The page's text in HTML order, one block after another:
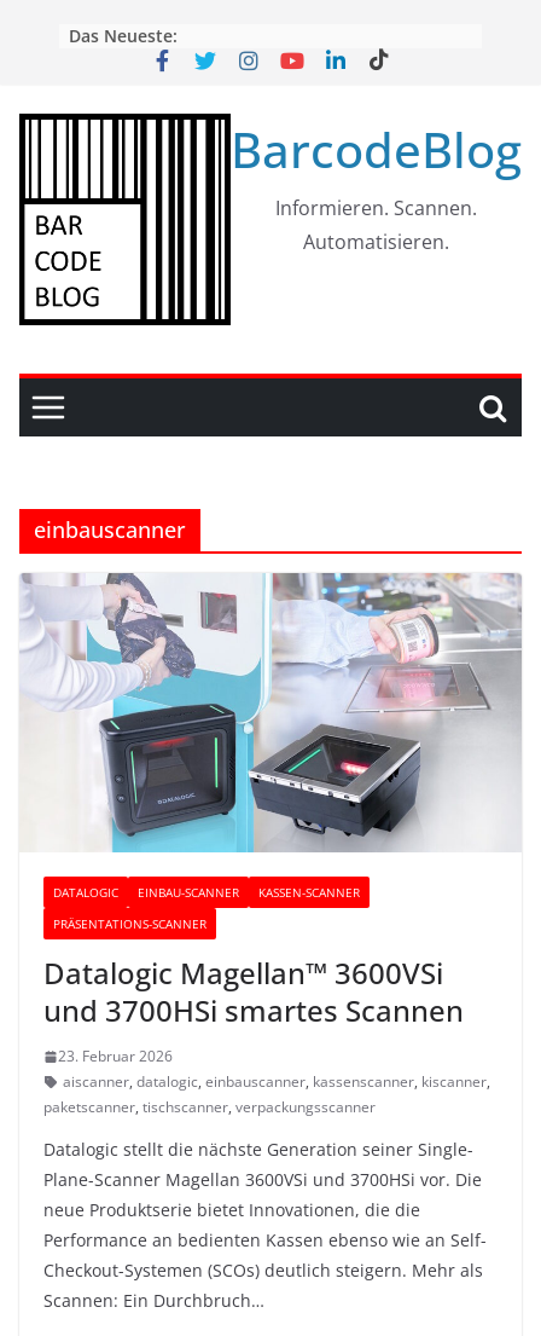
Das Neueste:
BarcodeBlog
Informieren. Scannen.
Automatisieren.
einbauscanner
DATALOGIC EINBAU-SCANNER
KASSEN-SCANNER
PRÄSENTATIONS-SCANNER
Datalogic Magellan™ 3600VSi
und 3700HSi smartes Scannen
23. Februar 2026
aiscanner, datalogic, einbauscanner, kassenscanner, kiscanner,
paketscanner, tischscanner, verpackungsscanner
Datalogic stellt die nächste Generation seiner Single-
Plane-Scanner Magellan 3600VSi und 3700HSi vor. Die
neue Produktserie bietet Innovationen, die die
Performance an bedienten Kassen ebenso wie an Self-
Checkout-Systemen (SCOs) deutlich steigern. Mehr als
Scannen: Ein Durchbruch…